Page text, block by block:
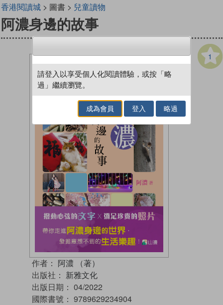
香港閱讀城> 圖書 > 兒童讀物
阿濃身邊的故事
1
作者： 阿濃 （著）
出版社： 新雅文化
出版日期： 04/2022
國際書號： 9789629234904
請登入以享受個人化閱讀體驗，或按「略
過」繼續瀏覽。
成為會員 登入 略過